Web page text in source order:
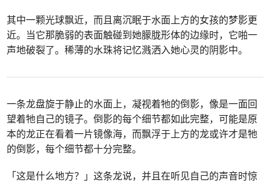
其中一颗光球飘近，而且离沉眠于水面上方的女孩的梦影更
近。当它那脆弱的表面触碰到她朦胧形体的边缘时，它啪一
声地破裂了。稀薄的水珠将记忆溅洒入她心灵的阴影中。
一条龙盘旋于静止的水面上，凝视着牠的倒影，像是一面回
望着牠自己的镜子。倒影的每个细节都如此完整，可能是原
本的龙正在看着一片镜像海，而飘浮于上方的龙或许才是牠
的倒影，每个细节都十分完整。
「这是什么地方？」这条龙说，并且在听见自己的声音时惊